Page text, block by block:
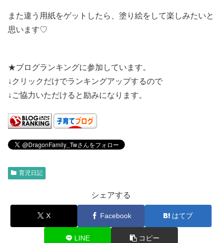
また違う用紙をゲットしたら、塗り絵をして楽しみたいと
思います♡
★ブログランキングに参加しています。
↓クリックだけでランキングアップするので
↓ご協力いただけると励みになります。
育児日記
シェアする
X Facebook はてブ
LINE コピー